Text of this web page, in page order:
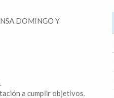
DOMINGO Y
a cumplir objetivos.